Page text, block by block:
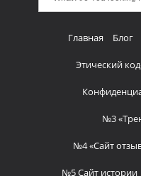
Главная Блог
Этический
№3
№4 «Сайт
№5 Сайт истории